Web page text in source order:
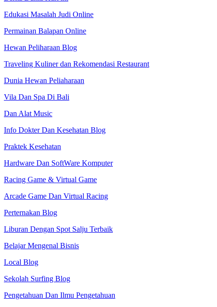
Edukasi Masalah Judi Online
Permainan Balapan Online
Hewan Peliharaan Blog
Traveling Kuliner dan Rekomendasi Restaurant
Dunia Hewan Peliaharaan
Vila Dan Spa Di Bali
Dan Alat Music
Info Dokter Dan Kesehatan Blog
Praktek Kesehatan
Hardware Dan SoftWare Komputer
Racing Game & Virtual Game
Arcade Game Dan Virtual Racing
Perternakan Blog
Liburan Dengan Spot Salju Terbaik
Belajar Mengenal Bisnis
Local Blog
Sekolah Surfing Blog
Pengetahuan Dan Ilmu Pengetahuan